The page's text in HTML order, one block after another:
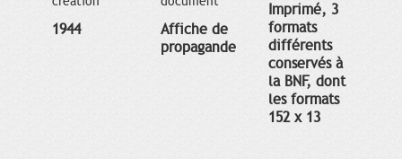
1944
Affiche de
propagande
Imprimé, 3
formats
différents
conservés à
la BNF, dont
les formats
152 x 13